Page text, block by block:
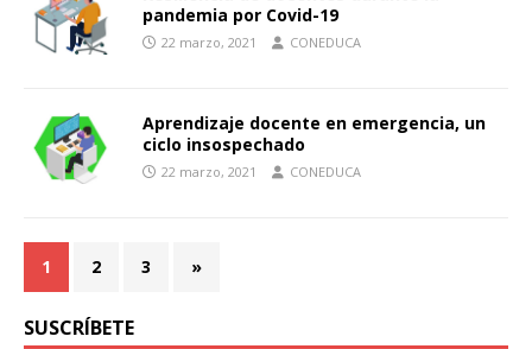
pandemia por Covid-19
22 marzo, 2021 CONEDUCA
Aprendizaje docente en emergencia, un
ciclo insospechado
22 marzo, 2021 CONEDUCA
1 2 3 »
SUSCRÍBETE